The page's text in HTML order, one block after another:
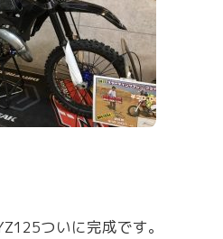
ついに完成です。